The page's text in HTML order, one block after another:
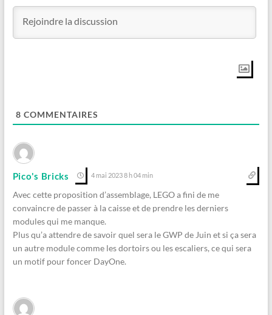
8 COMMENTAIRES
Pico's Bricks 4 mai 2023 8 h 04 min
Avec cette proposition d’assemblage, LEGO a fini de me
convaincre de passer à la caisse et de prendre les derniers
modules qui me manque.
Plus qu’a attendre de savoir quel sera le GWP de Juin et si ça sera
un autre module comme les dortoirs ou les escaliers, ce qui sera
un motif pour foncer DayOne.